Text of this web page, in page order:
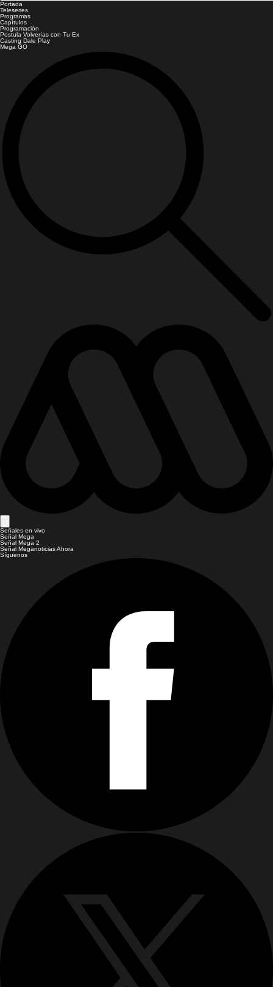
Portada
Teleseries
Programas
Capítulos
Programación
Postula Volverías con Tu Ex
Casting Dale Play
Mega GO
Señales en vivo
Señal Mega
Señal Mega 2
Señal Meganoticias Ahora
Síguenos